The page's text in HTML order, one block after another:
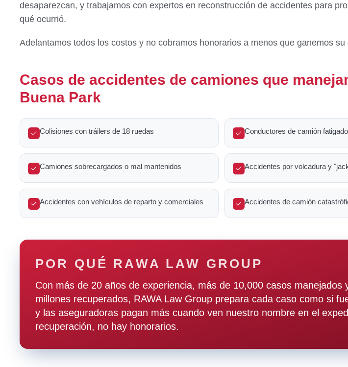
desaparezcan, y trabajamos con expertos en reconstrucción de accidentes para
qué ocurrió.
Adelantamos todos los costos y no cobramos honorarios a menos que ganemos su
Casos de accidentes de camiones que
Buena Park
Colisiones con tráilers de 18 ruedas Conductores de camión
Camiones sobrecargados o mal mantenidos Accidentes por volcadura y
Accidentes con vehículos de reparto y comerciales Accidentes de camión
POR QUÉ RAWA LAW GROUP
Con más de 20 años de experiencia, más de 10,000 casos manejados
millones recuperados, RAWA Law Group prepara cada caso como si
y las aseguradoras pagan más cuando ven nuestro nombre en el
recuperación, no hay honorarios.